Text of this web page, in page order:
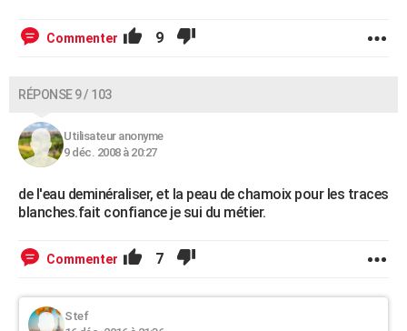
Commenter 9
RÉPONSE 9 / 103
Utilisateur anonyme
9 déc. 2008 à 20:27
de l'eau deminéraliser, et la peau de chamoix pour les traces
blanches.fait confiance je sui du métier.
Commenter 7
Stef